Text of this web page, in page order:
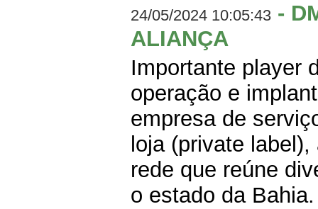
24/05/2024 10:05:43 -
ALIANÇA
Importante player
operação e
empresa de
loja (private
rede que reúne
o estado da